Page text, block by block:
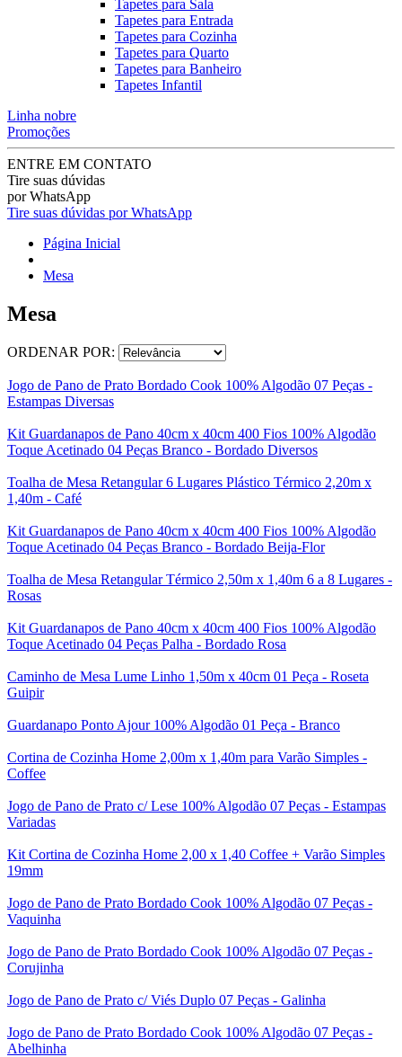
Tapetes para Sala
Tapetes para Entrada
Tapetes para Cozinha
Tapetes para Quarto
Tapetes para Banheiro
Tapetes Infantil
Linha nobre
Promoções
ENTRE EM CONTATO
Tire suas dúvidas
por WhatsApp
Tire suas dúvidas por WhatsApp
Página Inicial
Mesa
Mesa
ORDENAR POR:
Jogo de Pano de Prato Bordado Cook 100% Algodão 07 Peças -
Estampas Diversas
Kit Guardanapos de Pano 40cm x 40cm 400 Fios 100% Algodão
Toque Acetinado 04 Peças Branco - Bordado Diversos
Toalha de Mesa Retangular 6 Lugares Plástico Térmico 2,20m x
1,40m - Café
Kit Guardanapos de Pano 40cm x 40cm 400 Fios 100% Algodão
Toque Acetinado 04 Peças Branco - Bordado Beija-Flor
Toalha de Mesa Retangular Térmico 2,50m x 1,40m 6 a 8 Lugares -
Rosas
Kit Guardanapos de Pano 40cm x 40cm 400 Fios 100% Algodão
Toque Acetinado 04 Peças Palha - Bordado Rosa
Caminho de Mesa Lume Linho 1,50m x 40cm 01 Peça - Roseta
Guipir
Guardanapo Ponto Ajour 100% Algodão 01 Peça - Branco
Cortina de Cozinha Home 2,00m x 1,40m para Varão Simples -
Coffee
Jogo de Pano de Prato c/ Lese 100% Algodão 07 Peças - Estampas
Variadas
Kit Cortina de Cozinha Home 2,00 x 1,40 Coffee + Varão Simples
19mm
Jogo de Pano de Prato Bordado Cook 100% Algodão 07 Peças -
Vaquinha
Jogo de Pano de Prato Bordado Cook 100% Algodão 07 Peças -
Corujinha
Jogo de Pano de Prato c/ Viés Duplo 07 Peças - Galinha
Jogo de Pano de Prato Bordado Cook 100% Algodão 07 Peças -
Abelhinha